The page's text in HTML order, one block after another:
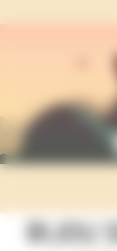
Panneau de gestion
BIJOU